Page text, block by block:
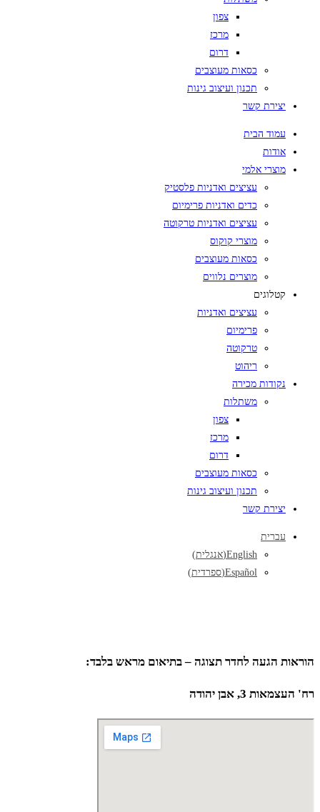
צפון
מרכז
דרום
כסאות מעוצבים
תכנון ועיצוב גינות
יצירת קשר
עמוד הבית
אודות
מוצרי אלמי
עציצים ואדניות פלסטיק
כדים ואדניות פרימיום
עציצים ואדניות טרקוטה
מוצרי קוקוס
כסאות מעוצבים
מוצרים נלווים
קטלוגים
עציצים ואדניות
פרימיום
טרקוטה
ריהוט
נקודות מכירה
משתלות
צפון
מרכז
דרום
כסאות מעוצבים
תכנון ועיצוב גינות
יצירת קשר
עברית
English
(אנגלית)
Español
(ספרדית)
הוראות הגעה לחדר תצוגה – בתיאום מראש בלבד:
רח' העצמאות 3, אבן יהודה